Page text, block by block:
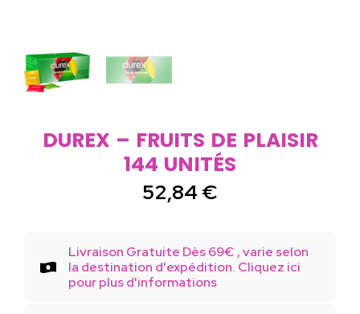
DUREX – FRUITS DE PLAISIR
144 UNITÉS
52,84 €
Livraison Gratuite Dès 69€ , varie selon
la destination d'expédition. Cliquez ici
pour plus d'informations